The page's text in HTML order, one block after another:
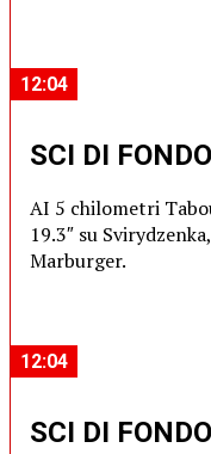
12:04
SCI DI FONDO
AI 5 chilometri
19.3″ su
Marburger.
12:04
SCI DI FONDO